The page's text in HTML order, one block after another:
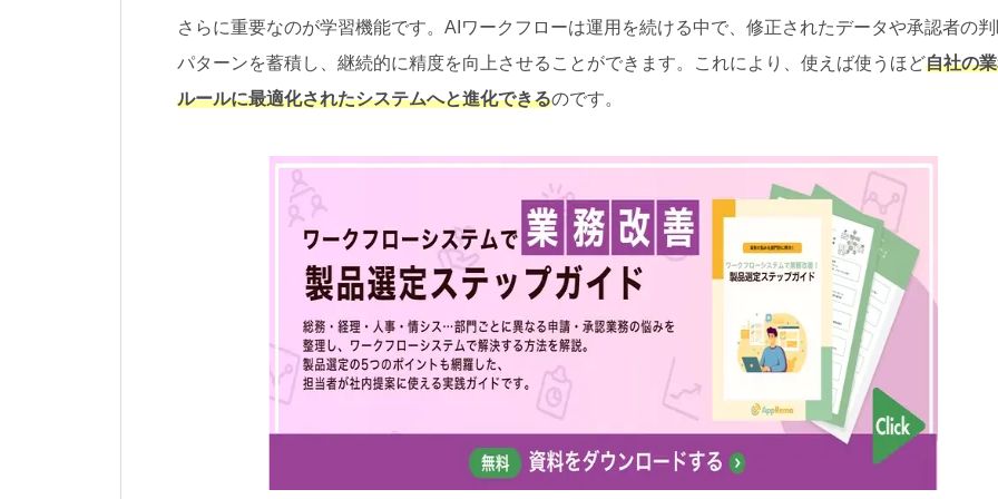
さらに重要なのが学習機能です。AIワークフローは運用を続ける中で、修正されたデータや承認者の
パターンを蓄積し、継続的に精度を向上させることができます。これにより、使えば使うほど自社の
ルールに最適化されたシステムへと進化できるのです。